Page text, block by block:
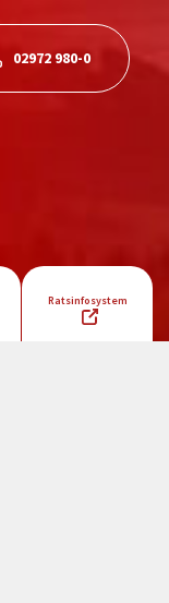
02972 980-0
Ratsinfosystem